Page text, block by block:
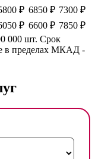
₽ 6850 ₽ 7300 ₽
₽ 6600 ₽ 7850 ₽
000 шт. Срок
в пределах МКАД -